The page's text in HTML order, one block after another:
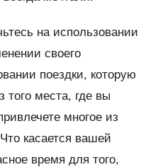
на использовании
своего
поездки, которую
места, где вы
многое из
касается вашей
время для того,